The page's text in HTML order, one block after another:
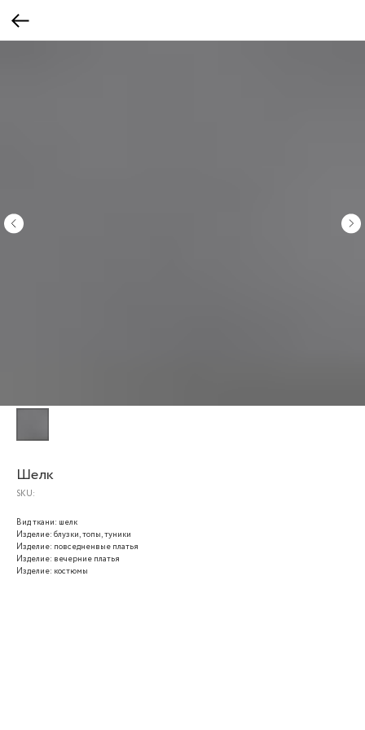
Шелк
SKU:
Вид ткани: шелк
Изделие: блузки, топы, туники
Изделие: повседненвые платья
Изделие: вечерние платья
Изделие: костюмы